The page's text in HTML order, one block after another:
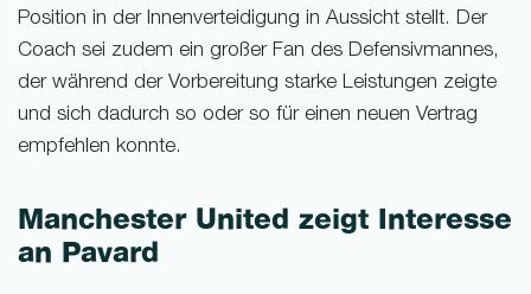
Position in der Innenverteidigung in Aussicht stellt. Der
Coach sei zudem ein großer Fan des Defensivmannes,
der während der Vorbereitung starke Leistungen zeigte
und sich dadurch so oder so für einen neuen Vertrag
empfehlen konnte.
Manchester United zeigt Interesse
an Pavard